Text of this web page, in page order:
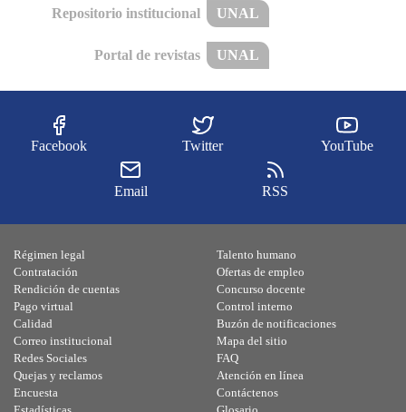
Repositorio institucional UNAL
Portal de revistas UNAL
Facebook Twitter YouTube
Email RSS
Régimen legal
Contratación
Rendición de cuentas
Pago virtual
Calidad
Talento humano
Ofertas de empleo
Concurso docente
Control interno
Buzón de notificaciones
Correo institucional
Redes Sociales
Quejas y reclamos
Encuesta
Mapa del sitio
FAQ
Atención en línea
Contáctenos